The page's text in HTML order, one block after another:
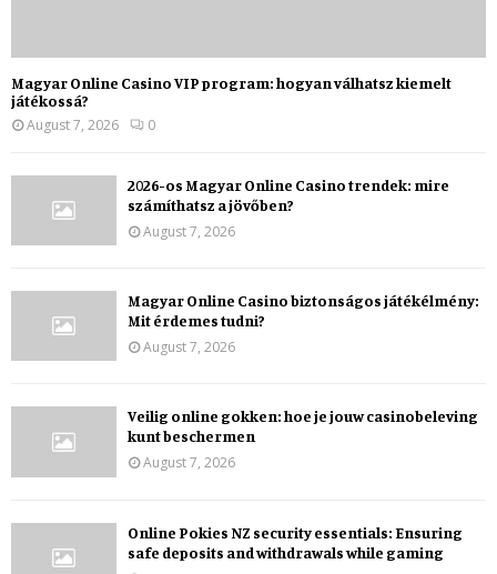
Magyar Online Casino VIP program: hogyan válhatsz kiemelt
játékossá?
August 7, 2026
0
2026-os Magyar Online Casino trendek: mire
számíthatsz a jövőben?
August 7, 2026
Magyar Online Casino biztonságos játékélmény:
Mit érdemes tudni?
August 7, 2026
Veilig online gokken: hoe je jouw casinobeleving
kunt beschermen
August 7, 2026
Online Pokies NZ security essentials: Ensuring
safe deposits and withdrawals while gaming